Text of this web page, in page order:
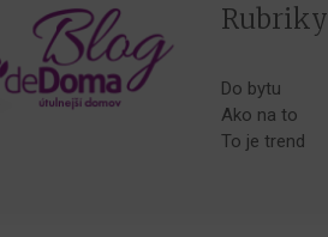
Rubriky
Do bytu
Ako na to
To je trend